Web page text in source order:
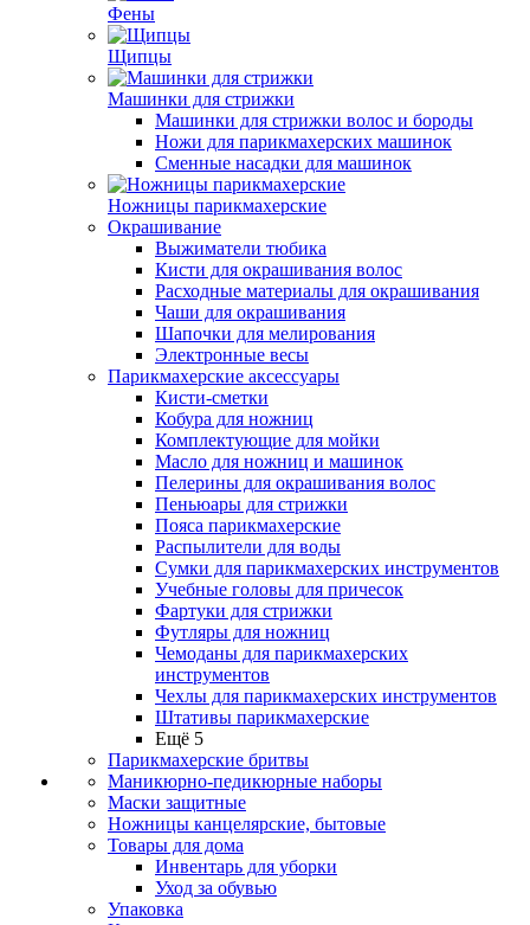
Фены
Щипцы
Машинки для стрижки
Машинки для стрижки волос и бороды
Ножи для парикмахерских машинок
Сменные насадки для машинок
Ножницы парикмахерские
Окрашивание
Выжиматели тюбика
Кисти для окрашивания волос
Расходные материалы для окрашивания
Чаши для окрашивания
Шапочки для мелирования
Электронные весы
Парикмахерские аксессуары
Кисти-сметки
Кобура для ножниц
Комплектующие для мойки
Масло для ножниц и машинок
Пелерины для окрашивания волос
Пеньюары для стрижки
Пояса парикмахерские
Распылители для воды
Сумки для парикмахерских инструментов
Учебные головы для причесок
Фартуки для стрижки
Футляры для ножниц
Чемоданы для парикмахерских
инструментов
Чехлы для парикмахерских инструментов
Штативы парикмахерские
Ещё 5
Парикмахерские бритвы
Маникюрно-педикюрные наборы
Маски защитные
Ножницы канцелярские, бытовые
Товары для дома
Инвентарь для уборки
Уход за обувью
Упаковка